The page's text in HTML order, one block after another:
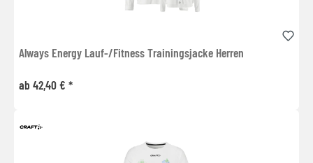
Always Energy Lauf-/Fitness Trainingsjacke Herren
ab 42,40 € *